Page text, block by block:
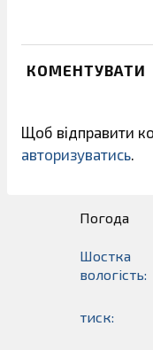
КОМЕНТУВАТИ
Щоб відправити
авторизуватись.
Погода
Шостка
вологість:
тиск: